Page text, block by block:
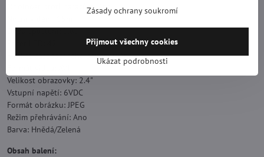
Odolnost proti nárazům: Ano
Doba spuštění: 0.6s
Funkce časosběrného snímání: Ano
Velikost obrazovky: 2.4"
Vstupní napětí: 6VDC
Formát obrázku: JPEG
Režim přehrávání: Ano
Barva: Hnědá/Zelená
Obsah balení:
Zásady ochrany soukromí
Ukázat podrobnosti
Přijmout všechny cookies